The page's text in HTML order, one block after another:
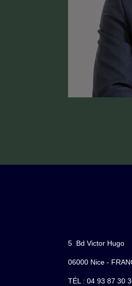
5 Bd Victor Hugo
06000 Nice -
TÉL : 04 93 87 30